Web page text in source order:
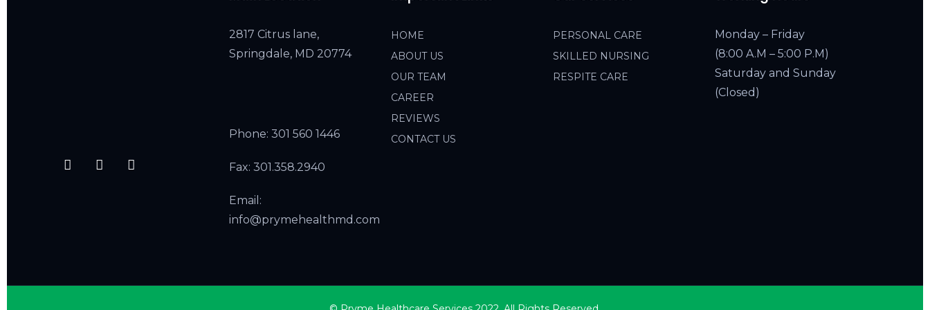
2817 Citrus lane,
Springdale, MD 20774
Phone: 301 560 1446
Fax: 301.358.2940
Email:
info@prymehealthmd.com
HOME
ABOUT US
OUR TEAM
CAREER
REVIEWS
CONTACT US
PERSONAL CARE
SKILLED NURSING
RESPITE CARE
Monday – Friday
(8:00 A.M – 5:00 P.M)
Saturday and Sunday
(Closed)